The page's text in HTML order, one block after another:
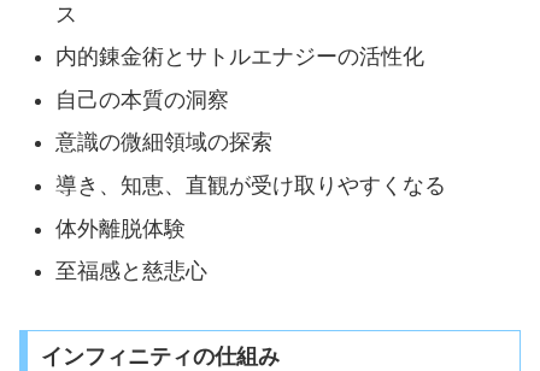
ス
内的錬金術とサトルエナジーの活性化
自己の本質の洞察
意識の微細領域の探索
導き、知恵、直観が受け取りやすくなる
体外離脱体験
至福感と慈悲心
インフィニティの仕組み